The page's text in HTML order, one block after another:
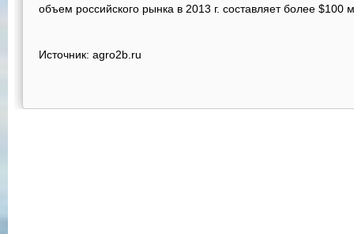
объем российского рынка в 2013 г. составляет более $100
Источник: agro2b.ru